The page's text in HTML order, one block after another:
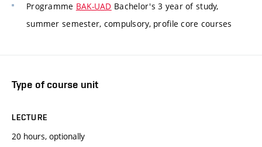
Programme BAK-UAD Bachelor's 3 year of study,
summer semester, compulsory, profile core courses
Type of course unit
LECTURE
20 hours, optionally